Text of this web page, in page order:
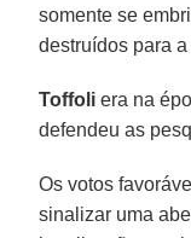
somente se
destruídos para
Toffoli era na
defendeu as
Os votos
sinalizar uma